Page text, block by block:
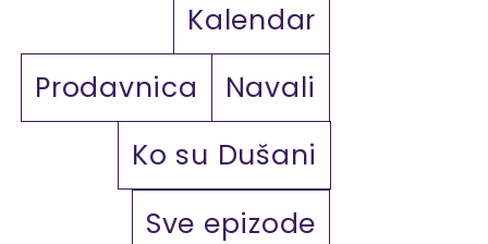
Kalendar
Prodavnica
Navali
Ko su Dušani
Sve epizode